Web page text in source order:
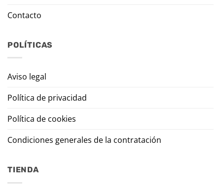
Contacto
POLÍTICAS
Aviso legal
Política de privacidad
Política de cookies
Condiciones generales de la contratación
TIENDA